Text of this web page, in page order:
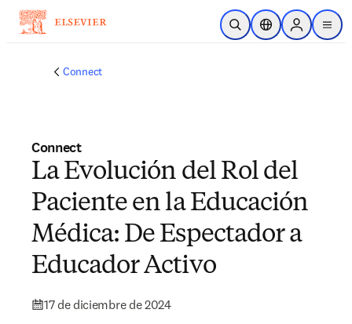
Saltar al contenido principal
Abrir búsqueda
Selector deSign in to
menu
Connect
Connect
La Evolución del Rol del
Paciente en la Educación
Médica: De Espectador a
Educador Activo
17 de diciembre de 2024